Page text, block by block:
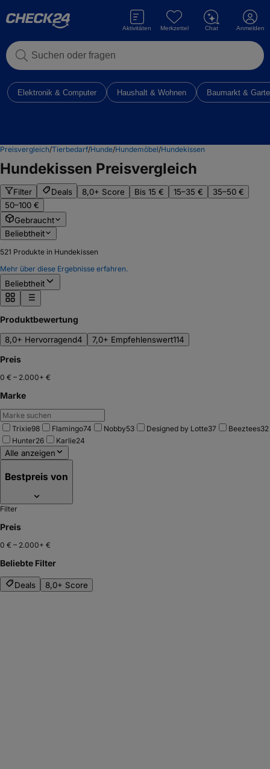
Suchen oder fragen
Aktivitäten Merkzettel Chat Anmelden
Elektronik & Computer Haushalt & Wohnen Baumarkt &
Preisvergleich/Tierbedarf/Hunde/Hundemöbel/Hundekissen
Hundekissen Preisvergleich
Filter Deals 8,0+ Score Bis 15 € 15–35 €
35–50 €
50–100 €
Gebraucht
Beliebtheit
521 Produkte in Hundekissen
Mehr über diese Ergebnisse erfahren.
Beliebtheit
Produktbewertung
8,0+ Hervorragend4 7,0+ Empfehlenswert114
Preis
0 € – 2.000+ €
Marke
Trixie98 Flamingo74 Nobby53 Designed by Lotte37 Beeztees32
Hunter26 Karlie24
Alle anzeigen
Bestpreis von
Filter
Preis
0 € – 2.000+ €
Beliebte Filter
Deals 8,0+ Score